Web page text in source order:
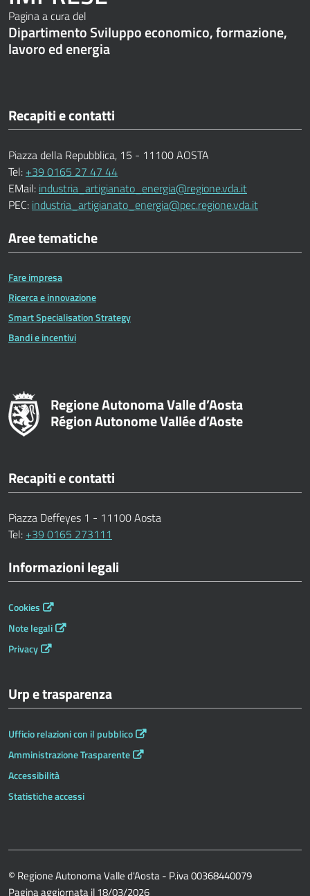
Pagina a cura del
Dipartimento Sviluppo economico, formazione,
lavoro ed energia
Recapiti e contatti
Piazza della Repubblica, 15 - 11100 AOSTA
Tel: +39 0165 27 47 44
EMail: industria_artigianato_energia@regione.vda.it
PEC: industria_artigianato_energia@pec.regione.vda.it
Aree tematiche
Fare impresa
Ricerca e innovazione
Smart Specialisation Strategy
Bandi e incentivi
Regione Autonoma Valle d’Aosta
Région Autonome Vallée d’Aoste
Recapiti e contatti
Piazza Deffeyes 1 - 11100 Aosta
Tel: +39 0165 273111
Informazioni legali
Cookies
Note legali
Privacy
Urp e trasparenza
Ufficio relazioni con il pubblico
Amministrazione Trasparente
Accessibilità
Statistiche accessi
© Regione Autonoma Valle d'Aosta - P.iva 00368440079
Pagina aggiornata il 18/03/2026